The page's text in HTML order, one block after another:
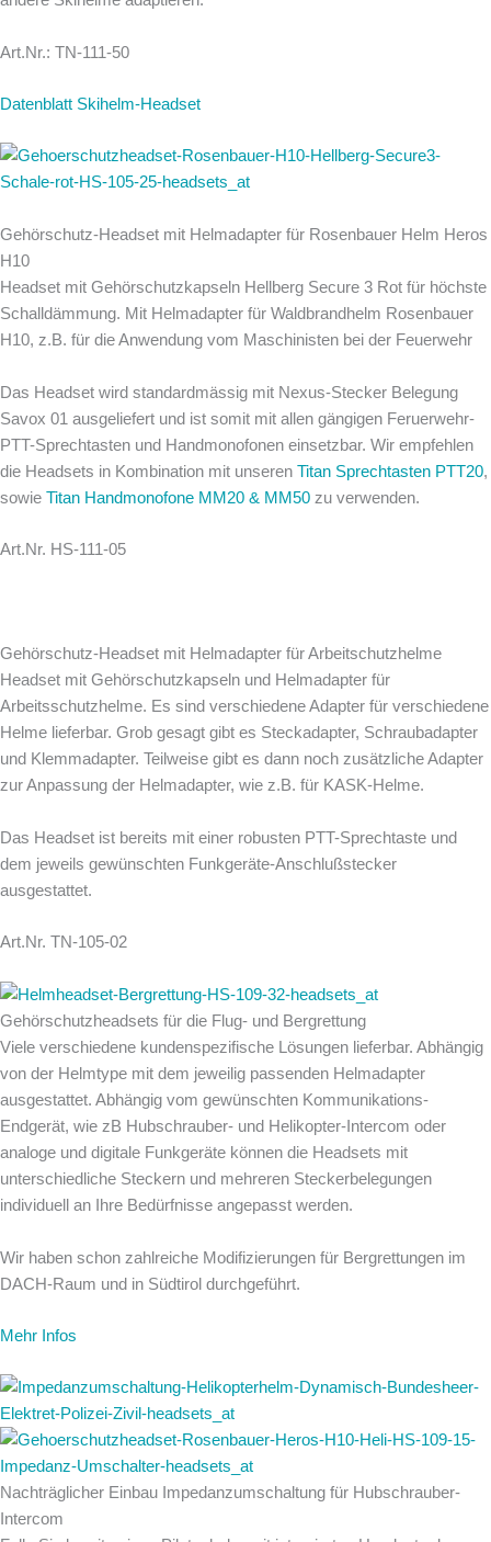
Art.Nr.: TN-111-50
Datenblatt Skihelm-Headset
Gehörschutz-Headset mit Helmadapter für Rosenbauer Helm Heros
H10
Headset mit Gehörschutzkapseln Hellberg Secure 3 Rot für höchste
Schalldämmung. Mit Helmadapter für Waldbrandhelm Rosenbauer
H10, z.B. für die Anwendung vom Maschinisten bei der Feuerwehr
Das Headset wird standardmässig mit Nexus-Stecker Belegung
Savox 01 ausgeliefert und ist somit mit allen gängigen Feruerwehr-
PTT-Sprechtasten und Handmonofonen einsetzbar. Wir empfehlen
die Headsets in Kombination mit unseren Titan Sprechtasten PTT20,
sowie Titan Handmonofone MM20 & MM50 zu verwenden.
Art.Nr. HS-111-05
Gehörschutz-Headset mit Helmadapter für Arbeitschutzhelme
Headset mit Gehörschutzkapseln und Helmadapter für
Arbeitsschutzhelme. Es sind verschiedene Adapter für verschiedene
Helme lieferbar. Grob gesagt gibt es Steckadapter, Schraubadapter
und Klemmadapter. Teilweise gibt es dann noch zusätzliche Adapter
zur Anpassung der Helmadapter, wie z.B. für KASK-Helme.
Das Headset ist bereits mit einer robusten PTT-Sprechtaste und
dem jeweils gewünschten Funkgeräte-Anschlußstecker
ausgestattet.
Art.Nr. TN-105-02
Gehörschutzheadsets für die Flug- und Bergrettung
Viele verschiedene kundenspezifische Lösungen lieferbar. Abhängig
von der Helmtype mit dem jeweilig passenden Helmadapter
ausgestattet. Abhängig vom gewünschten Kommunikations-
Endgerät, wie zB Hubschrauber- und Helikopter-Intercom oder
analoge und digitale Funkgeräte können die Headsets mit
unterschiedliche Steckern und mehreren Steckerbelegungen
individuell an Ihre Bedürfnisse angepasst werden.
Wir haben schon zahlreiche Modifizierungen für Bergrettungen im
DACH-Raum und in Südtirol durchgeführt.
Mehr Infos
Nachträglicher Einbau Impedanzumschaltung für Hubschrauber-
Intercom